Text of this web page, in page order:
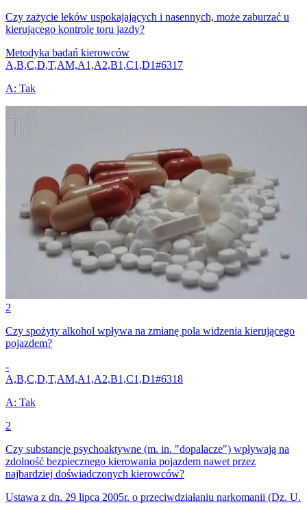
Czy zażycie leków uspokajających i nasennych, może zaburzać u
kierującego kontrolę toru jazdy?
Metodyka badań kierowców
A,B,C,D,T,AM,A1,A2,B1,C1,D1#6317
A: Tak
2
Czy spożyty alkohol wpływa na zmianę pola widzenia kierującego
pojazdem?
-
A,B,C,D,T,AM,A1,A2,B1,C1,D1#6318
A: Tak
2
Czy substancje psychoaktywne (m. in. "dopalacze") wpływają na
zdolność bezpiecznego kierowania pojazdem nawet przez
najbardziej doświadczonych kierowców?
Ustawa z dn. 29 lipca 2005r. o przeciwdziałaniu narkomanii (Dz. U.